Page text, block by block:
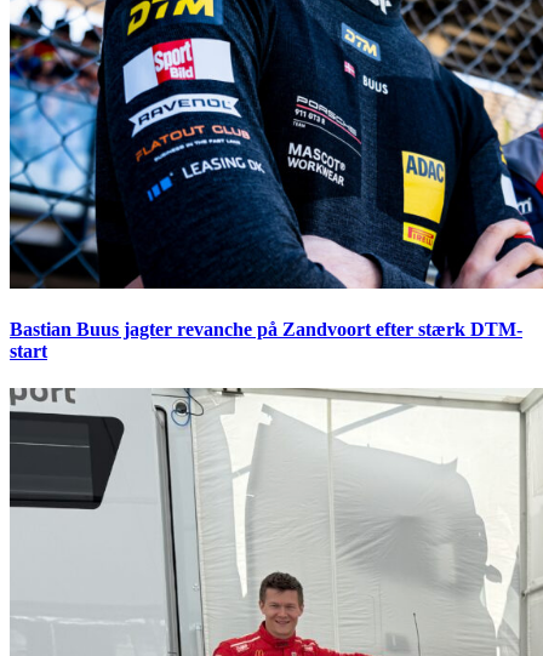
Bastian Buus jagter revanche på Zandvoort efter stærk DTM-
start